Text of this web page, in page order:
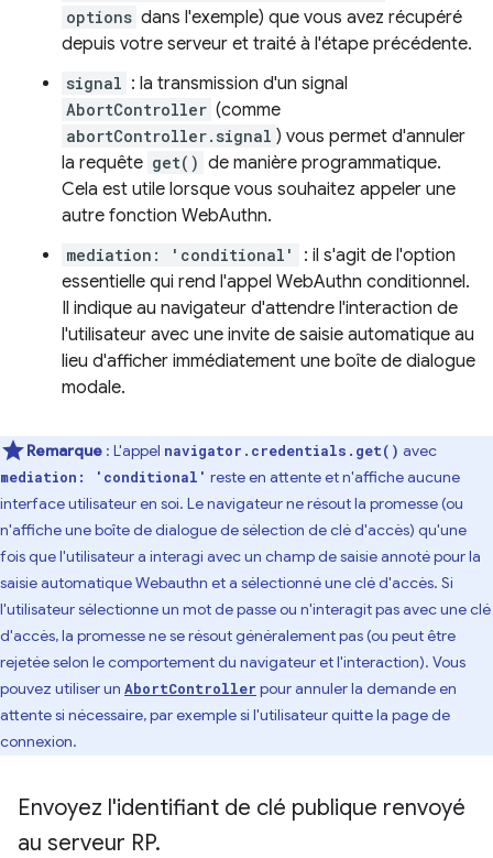
options dans l'exemple) que vous avez récupéré
depuis votre serveur et traité à l'étape précédente.
signal : la transmission d'un signal
AbortController (comme
abortController.signal ) vous permet d'annuler
la requête get() de manière programmatique.
Cela est utile lorsque vous souhaitez appeler une
autre fonction WebAuthn.
mediation: 'conditional'
: il s'agit de l'option
essentielle qui rend l'appel WebAuthn conditionnel.
Il indique au navigateur d'attendre l'interaction de
l'utilisateur avec une invite de saisie automatique au
lieu d'afficher immédiatement une boîte de dialogue
modale.
Remarque : L'appel navigator.credentials.get() avec
mediation: 'conditional' reste en attente et n'affiche aucune
interface utilisateur en soi. Le navigateur ne résout la promesse (ou
n'affiche une boîte de dialogue de sélection de clé d'accès) qu'une
fois que l'utilisateur a interagi avec un champ de saisie annoté pour la
saisie automatique Webauthn et a sélectionné une clé d'accès. Si
l'utilisateur sélectionne un mot de passe ou n'interagit pas avec une clé
d'accès, la promesse ne se résout généralement pas (ou peut être
rejetée selon le comportement du navigateur et l'interaction). Vous
pouvez utiliser un AbortController pour annuler la demande en
attente si nécessaire, par exemple si l'utilisateur quitte la page de
connexion.
Envoyez l'identifiant de clé publique renvoyé
au serveur RP.